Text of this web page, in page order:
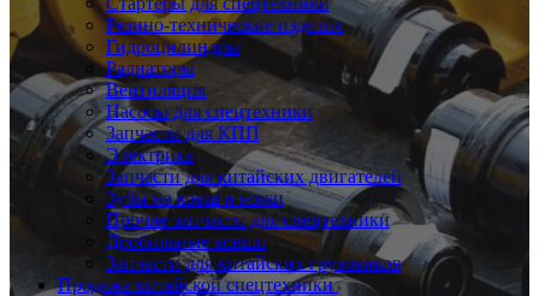
Резино-технические изделия
Гидроцилиндры
Радиаторы
Вентиляция
Насосы для спецтехники
Запчасти для КПП
Электрика
Запчасти для китайских двигателей
Зубы на ковш и ножи
Прочие запчасти для спецтехники
Дробильные ковши
Запчасти для китайских грузовиков
Продажа китайской спецтехники